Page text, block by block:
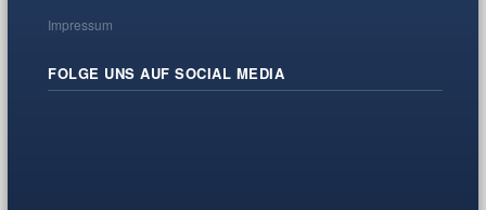
Impressum
FOLGE UNS AUF SOCIAL MEDIA